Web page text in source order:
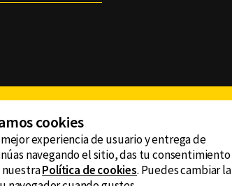
CONTACTO
AVISO DE PRIVACIDAD
cookies
experiencia de usuario y entrega de
navegando el sitio, das tu consentimiento
Política de cookies. Puedes cambiar la